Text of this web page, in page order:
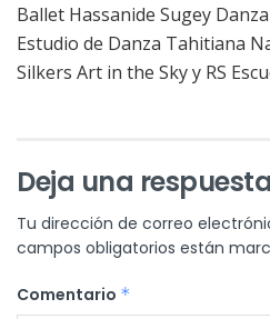
Ballet Hassanide Sugey
Estudio de Danza Tahitiana
Silkers Art in the Skyy RS
Deja una respuesta
Tu dirección de correo
campos obligatorios están
Comentario *